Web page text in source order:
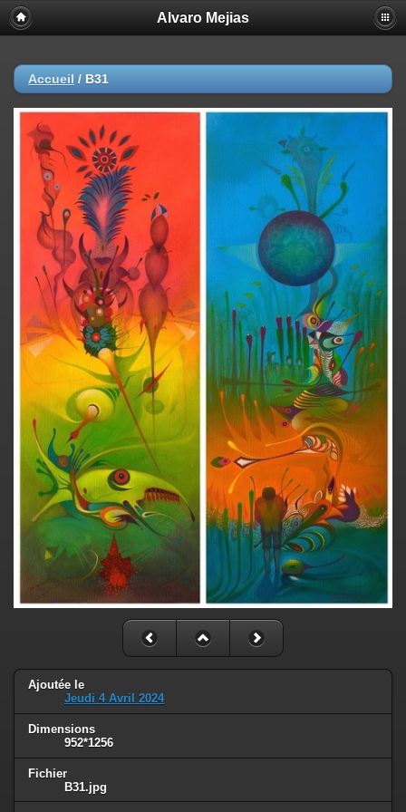
Alvaro Mejias
Accueil / B31
Ajoutée le
Jeudi 4 Avril 2024
Dimensions
952*1256
Fichier
B31.jpg